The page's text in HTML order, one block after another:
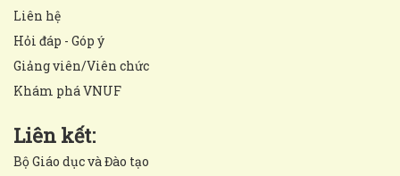
Liên hệ
Hỏi đáp - Góp ý
Giảng viên/Viên chức
Khám phá VNUF
Liên kết:
Bộ Giáo dục và Đào tạo